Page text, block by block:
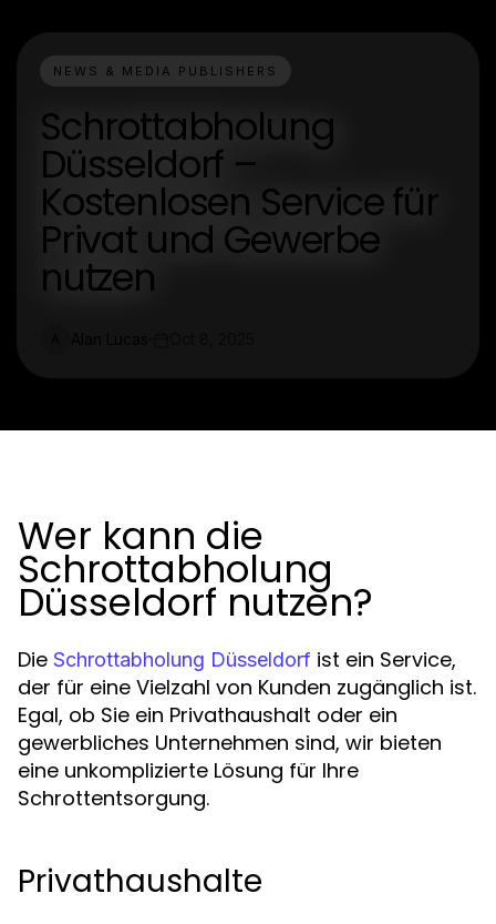
NEWS & MEDIA PUBLISHERS
Schrottabholung
Düsseldorf –
Kostenlosen Service für
Privat und Gewerbe
nutzen
Wer kann die
Schrottabholung
Düsseldorf nutzen?
Die Schrottabholung Düsseldorf ist ein Service,
der für eine Vielzahl von Kunden zugänglich ist.
Egal, ob Sie ein Privathaushalt oder ein
gewerbliches Unternehmen sind, wir bieten
eine unkomplizierte Lösung für Ihre
Schrottentsorgung.
Privathaushalte